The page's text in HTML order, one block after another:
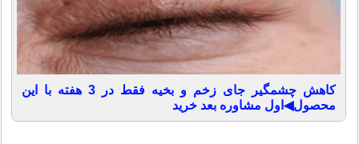
کاهش چشمگیر جای زخم و بخیه فقط در 3 هفته با این
محصول◀اول مشاوره بعد خرید